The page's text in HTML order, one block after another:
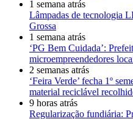
1 semana atrás
Lâmpadas de tecnologia
Grossa
1 semana atrás
‘PG Bem Cuidada’:
microempreendedores
2 semanas atrás
‘Feira Verde’ fecha 1º
material reciclável
9 horas atrás
Regularização fundiária: